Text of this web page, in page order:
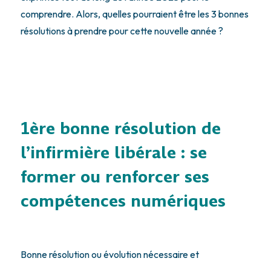
comprendre. Alors, quelles pourraient être les 3 bonnes
résolutions à prendre pour cette nouvelle année ?
1ère bonne résolution de
l’infirmière libérale : se
former ou renforcer ses
compétences numériques
Bonne résolution ou évolution nécessaire et